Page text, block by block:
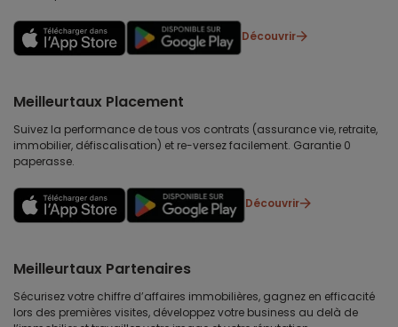
Découvrir
Meilleurtaux Placement
Suivez la performance de tous vos contrats (assurance vie, retraite,
immobilier, défiscalisation) et re-versez facilement. Garantie 0
paperasse.
Découvrir
Meilleurtaux Partenaires
Sécurisez votre chiffre d’affaires immobilières, gagnez en efficacité
lors des premières visites, développez votre business au delà de